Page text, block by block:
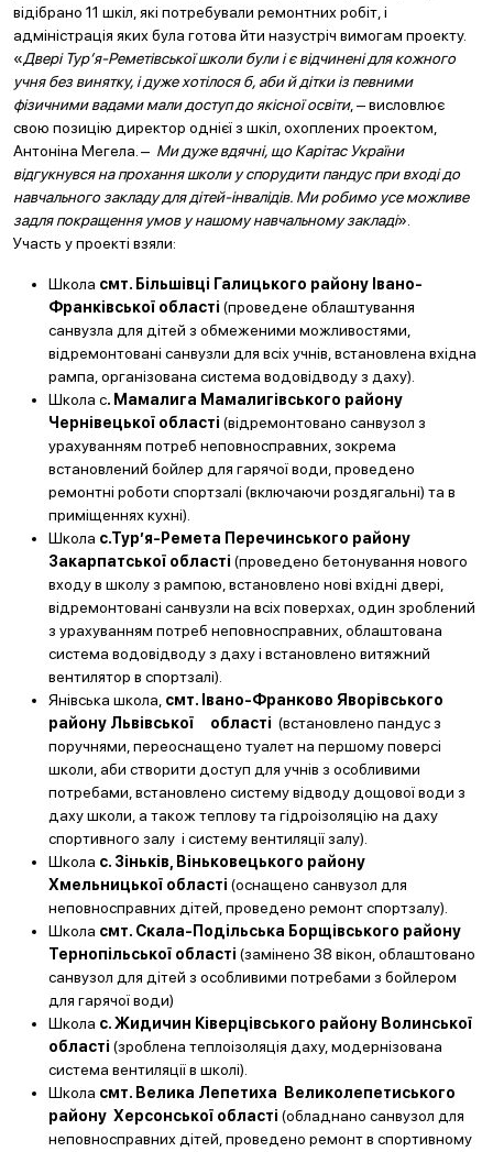
відібрано 11 шкіл, які потребували ремонтних робіт, і
адміністрація яких була готова йти назустріч вимогам проекту.
«Двері Тур’я-Реметівської школи були і є відчинені для кожного
учня без винятку, і дуже хотілося б, аби й дітки із певними
фізичними вадами мали доступ до якісної освіти, ‒ висловлює
свою позицію директор однієї з шкіл, охоплених проектом,
Антоніна Мегела. ‒ Ми дуже вдячні, що Карітас України
відгукнувся на прохання школи у спорудити пандус при вході до
навчального закладу для дітей-інвалідів. Ми робимо усе можливе
задля покращення умов у нашому навчальному закладі».
Участь у проекті взяли:
Школа смт. Більшівці Галицького району Івано-
Франківської області (проведене облаштування
санвузла для дітей з обмеженими можливостями,
відремонтовані санвузли для всіх учнів, встановлена вхідна
рампа, організована система водовідводу з даху).
Школа с. Мамалига Мамалигівського району
Чернівецької області (відремонтовано санвузол з
урахуванням потреб неповносправних, зокрема
встановлений бойлер для гарячої води, проведено
ремонтні роботи спортзалі (включаючи роздягальні) та в
приміщеннях кухні).
Школа с.Тур’я-Ремета Перечинського району
Закарпатської області (проведено бетонування нового
входу в школу з рампою, встановлено нові вхідні двері,
відремонтовані санвузли на всіх поверхах, один зроблений
з урахуванням потреб неповносправних, облаштована
система водовідводу з даху і встановлено витяжний
вентилятор в спортзалі).
Янівська школа, смт. Івано-Франково Яворівського
району Львівської області (встановлено пандус з
поручнями, переоснащено туалет на першому поверсі
школи, аби створити доступ для учнів з особливими
потребами, встановлено систему відводу дощової води з
даху школи, а також теплову та гідроізоляцію на даху
спортивного залу і систему вентиляції залу).
Школа с. Зіньків, Віньковецького району
Хмельницької області (оснащено санвузол для
неповносправних дітей, проведено ремонт спортзалу).
Школа смт. Скала-Подільська Борщівського району
Тернопільської області (замінено 38 вікон, облаштовано
санвузол для дітей з особливими потребами з бойлером
для гарячої води)
Школа с. Жидичин Ківерцівського району Волинської
області (зроблена теплоізоляція даху, модернізована
система вентиляції в школі).
Школа смт. Велика Лепетиха Великолепетиського
району Херсонської області (обладнано санвузол для
неповносправних дітей, проведено ремонт в спортивному